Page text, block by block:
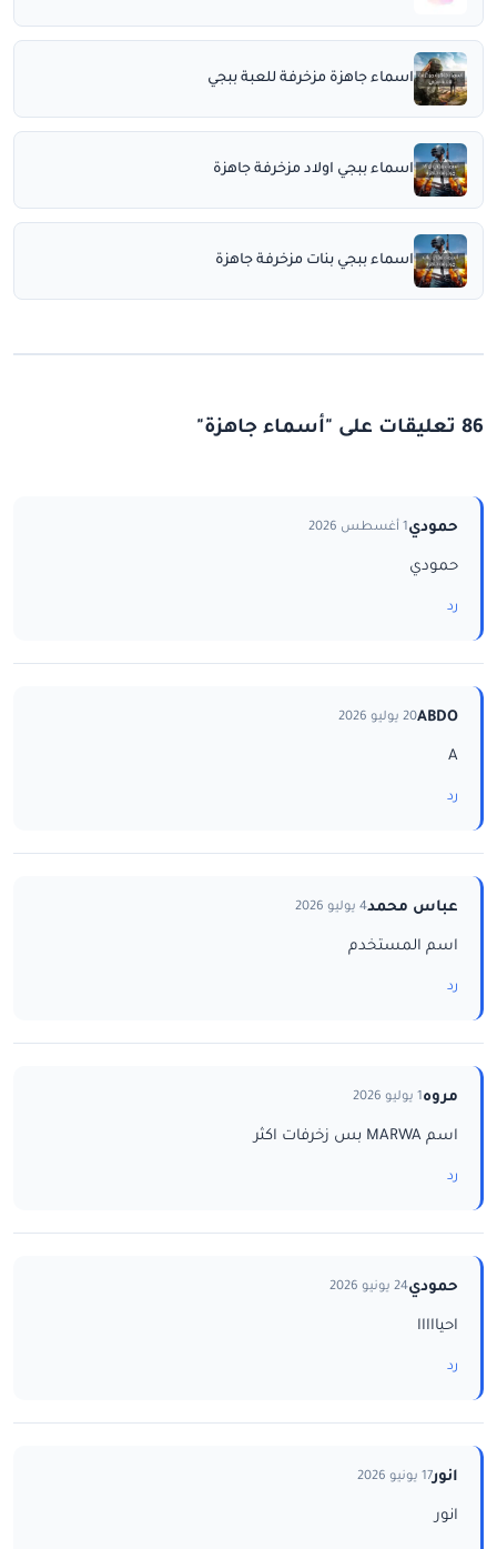
اسماء جاهزة مزخرفة للعبة ببجي
اسماء ببجي اولاد مزخرفة جاهزة
اسماء ببجي بنات مزخرفة جاهزة
86 تعليقات على "أسماء جاهزة"
حمودي1 أغسطس 2026
حمودي
رد
ABDO20 يوليو 2026
A
رد
عباس محمد4 يوليو 2026
اسم المستخدم
رد
مروه1 يوليو 2026
اسم MARWA بس زخرفات اكثر
رد
حمودي24 يونيو 2026
احيااااا
رد
انور17 يونيو 2026
انور